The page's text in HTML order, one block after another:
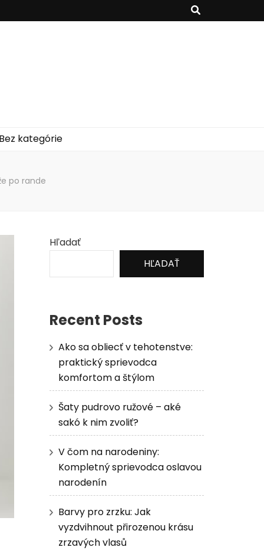
Bez kategórie
po rande
Hľadať
HĽADAŤ
Recent Posts
Ako sa obliecť v tehotenstve:
praktický sprievodca
komfortom a štýlom
Šaty pudrovo ružové – aké
sakó k nim zvoliť?
V čom na narodeniny:
Kompletný sprievodca oslavou
narodenín
Barvy pro zrzku: Jak
vyzdvihnout přirozenou krásu
zrzavých vlasů